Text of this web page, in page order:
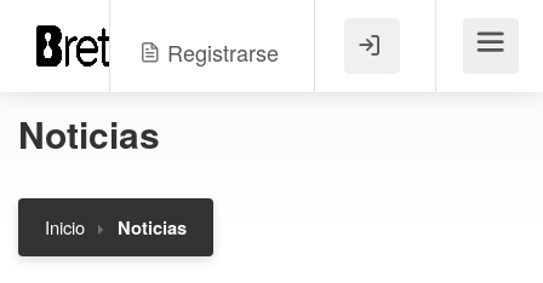
Registrarse Menú
Noticias
Inicio Noticias